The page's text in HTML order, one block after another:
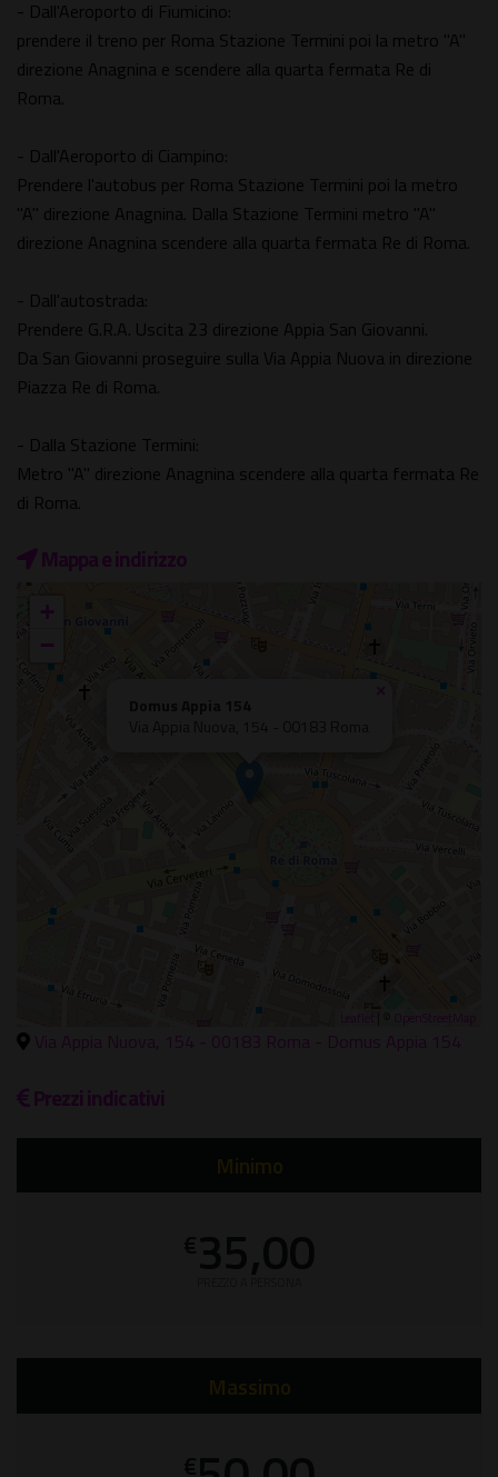
- Dall'Aeroporto di Fiumicino:
prendere il treno per Roma Stazione Termini poi la metro "A"
direzione Anagnina e scendere alla quarta fermata Re di
Roma.
- Dall'Aeroporto di Ciampino:
Prendere l'autobus per Roma Stazione Termini poi la metro
"A" direzione Anagnina. Dalla Stazione Termini metro "A"
direzione Anagnina scendere alla quarta fermata Re di Roma.
- Dall'autostrada:
Prendere G.R.A. Uscita 23 direzione Appia San Giovanni.
Da San Giovanni proseguire sulla Via Appia Nuova in direzione
Piazza Re di Roma.
- Dalla Stazione Termini:
Metro "A" direzione Anagnina scendere alla quarta fermata Re
di Roma.
Mappa e indirizzo
×
+
−
Via Appia Nuova, 154 - 00183 Roma - Domus Appia 154
Prezzi indicativi